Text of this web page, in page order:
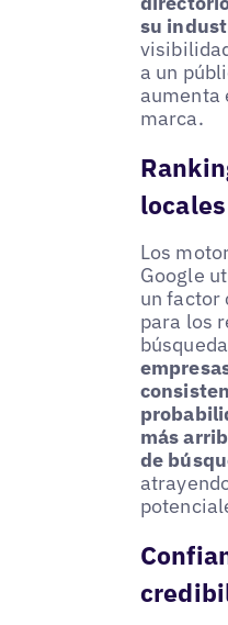
su
a un
aumenta
marca.
Los
Google
un factor
para los
más
de